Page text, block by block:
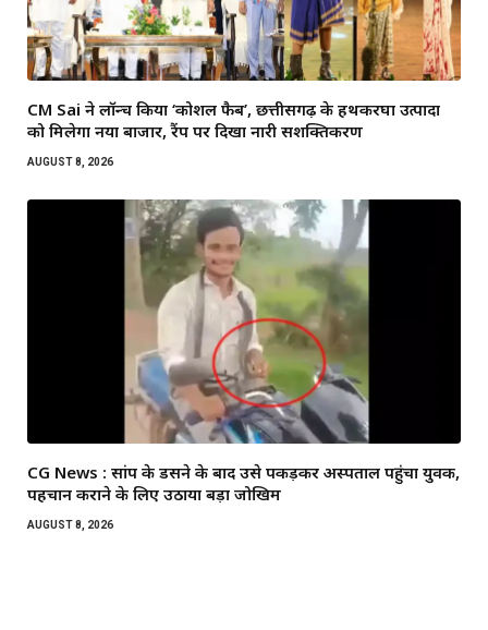
CM Sai ने लॉन्च किया ‘कोशल फैब’, छत्तीसगढ़ के हथकरघा उत्पादों
को मिलेगा नया बाजार, रैंप पर दिखा नारी सशक्तिकरण
AUGUST 8, 2026
CG News : सांप के डसने के बाद उसे पकड़कर अस्पताल पहुंचा युवक,
पहचान कराने के लिए उठाया बड़ा जोखिम
AUGUST 8, 2026